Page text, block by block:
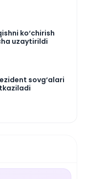
ko‘chirish
uzaytirildi
sovg‘alari